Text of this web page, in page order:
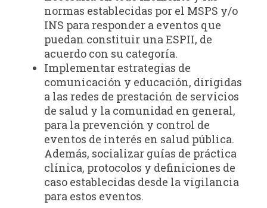
normas establecidas por el MSPS y/o
INS para responder a eventos que
puedan constituir una ESPII, de
acuerdo con su categoría.
Implementar estrategias de
comunicación y educación, dirigidas
a las redes de prestación de servicios
de salud y la comunidad en general,
para la prevención y control de
eventos de interés en salud pública.
Además, socializar guías de práctica
clínica, protocolos y definiciones de
caso establecidas desde la vigilancia
para estos eventos.